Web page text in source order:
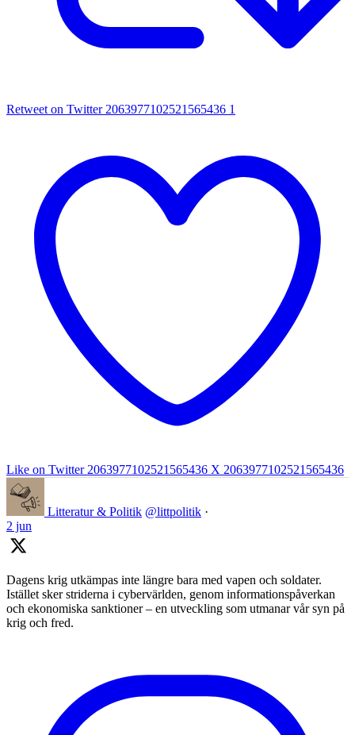
Retweet on Twitter 2063977102521565436 1
Like on Twitter 2063977102521565436 X 2063977102521565436
Litteratur & Politik @littpolitik ·
2 jun
Dagens krig utkämpas inte längre bara med vapen och soldater.
Istället sker striderna i cybervärlden, genom informationspåverkan
och ekonomiska sanktioner – en utveckling som utmanar vår syn på
krig och fred.